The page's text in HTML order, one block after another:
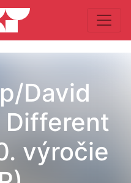
David
Different
výročie